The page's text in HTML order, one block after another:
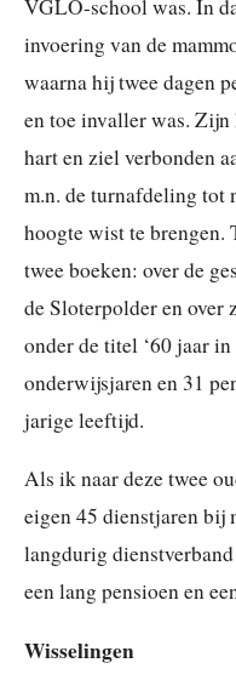
VGLO-school was. In
invoering van de
waarna hij twee dagen
en toe invaller was. Zijn
hart en ziel verbonden
m.n. de turnafdeling tot
hoogte wist te brengen.
twee boeken: over de
de Sloterpolder en over
onder de titel ‘60 jaar
onderwijsjaren en 31
jarige leeftijd.
Als ik naar deze twee
eigen 45 dienstjaren bij
langdurig
een lang pensioen en
Wisselingen